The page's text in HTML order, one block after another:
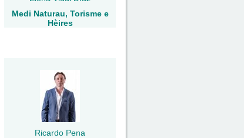
Medi Naturau, Torisme e
Hèires
Ricardo Pena